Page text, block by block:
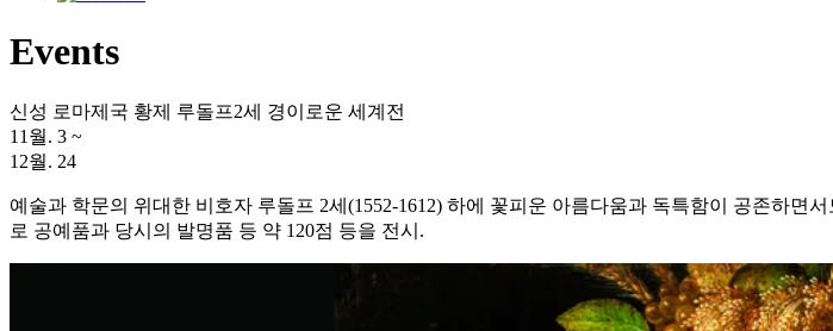
Events
신성 로마제국 황제 루돌프2세 경이로운 세계전
11월. 3 ~
12월. 24
예술과 학문의 위대한 비호자 루돌프 2세(1552-1612) 하에 꽃피운 아름다움과 독특함이 공존하
로 공예품과 당시의 발명품 등 약 120점 등을 전시.